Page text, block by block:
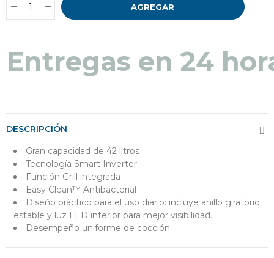
AGREGAR
Entregas en 24
DESCRIPCIÓN
Gran capacidad de 42 litros
Tecnología Smart Inverter
Función Grill integrada
Easy Clean™ Antibacterial
Diseño práctico para el uso diario: incluye anillo giratorio
estable y luz LED interior para mejor visibilidad.
Desempeño uniforme de cocción